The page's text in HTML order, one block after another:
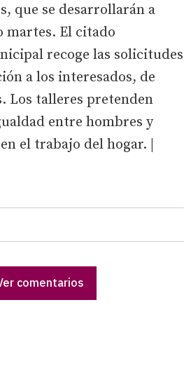
que se desarrollarán a
El citado
recoge las solicitudes
a los interesados, de
Los talleres pretenden
entre hombres y
el trabajo del hogar. |
comentarios